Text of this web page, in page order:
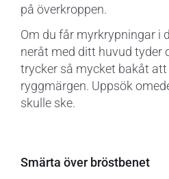
på överkroppen.
Om du får myrkrypningar i
neråt med ditt huvud tyder
trycker så mycket bakåt
ryggmärgen. Uppsök
skulle ske.
Smärta över bröstbenet